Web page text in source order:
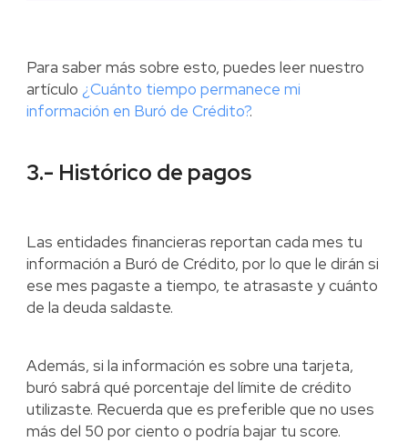
Para saber más sobre esto, puedes leer nuestro
artículo ¿Cuánto tiempo permanece mi
información en Buró de Crédito?.
3.- Histórico de pagos
Las entidades financieras reportan cada mes tu
información a Buró de Crédito, por lo que le dirán si
ese mes pagaste a tiempo, te atrasaste y cuánto
de la deuda saldaste.
Además, si la información es sobre una tarjeta,
buró sabrá qué porcentaje del límite de crédito
utilizaste. Recuerda que es preferible que no uses
más del 50 por ciento o podría bajar tu score.